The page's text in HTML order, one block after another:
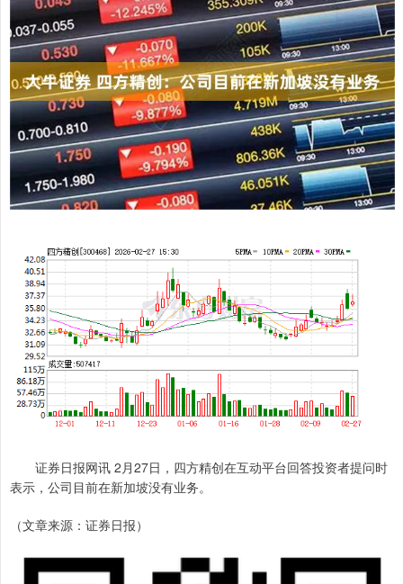
证券日报网讯 2月27日，四方精创在互动平台回答投资者提问时
表示，公司目前在新加坡没有业务。
（文章来源：证券日报）